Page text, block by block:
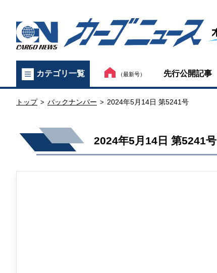
カ
ー
ゴ
ュ
ー
カテゴリ一覧 （最新号） 先行公開記事
トップ > バックナンバー > 2024年5月14日 第5241号
2024年5月14日 第5241号